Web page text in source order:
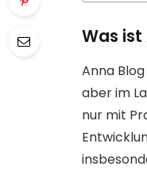
Was ist
Anna
aber im
nur mit